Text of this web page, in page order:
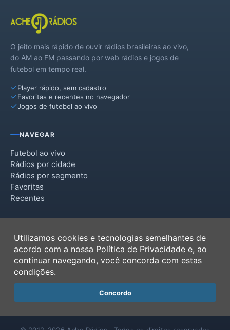
O jeito mais rápido de ouvir rádios brasileiras ao vivo,
do AM ao FM passando por web rádios e jogos de
futebol em tempo real.
Player rápido, sem cadastro
Favoritas e recentes no navegador
Jogos de futebol ao vivo
NAVEGAR
Futebol ao vivo
Rádios por cidade
Rádios por segmento
Favoritas
Recentes
Termos de Uso
Política de Privacidade
Ferramentas
Contato
Utilizamos cookies e tecnologias semelhantes de
acordo com a nossa Política de Privacidade e, ao
continuar navegando, você concorda com estas
condições.
Concordo